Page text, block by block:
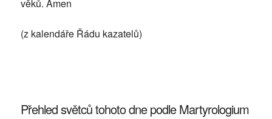
věků. Amen
(z kalendáře Řádu kazatelů)
Přehled světců tohoto dne podle Martyrologium